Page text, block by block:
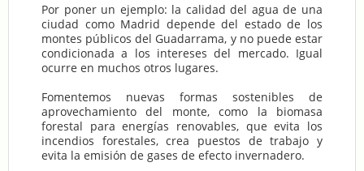
Por poner un ejemplo: la calidad del agua de una
ciudad como Madrid depende del estado de los
montes públicos del Guadarrama, y no puede estar
condicionada a los intereses del mercado. Igual
ocurre en muchos otros lugares.
Fomentemos nuevas formas sostenibles de
aprovechamiento del monte, como la biomasa
forestal para energías renovables, que evita los
incendios forestales, crea puestos de trabajo y
evita la emisión de gases de efecto invernadero.